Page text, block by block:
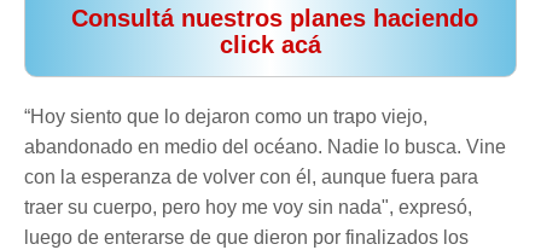
️ Consultá nuestros planes haciendo
click acá
“Hoy siento que lo dejaron como un trapo viejo,
abandonado en medio del océano. Nadie lo busca. Vine
con la esperanza de volver con él, aunque fuera para
traer su cuerpo, pero hoy me voy sin nada", expresó,
luego de enterarse de que dieron por finalizados los